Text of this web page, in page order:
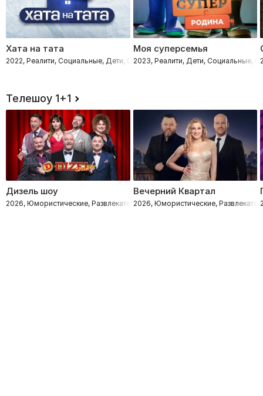
Хата на тата
2022, Реалити, Социальные, Дети, Семейные
Моя суперсемья
2023, Реалити, Дети, Социальные,
Телешоу 1+1
Дизель шоу
2026, Юмористические, Развлекательное
Вечерний Квартал
2026, Юмористические,